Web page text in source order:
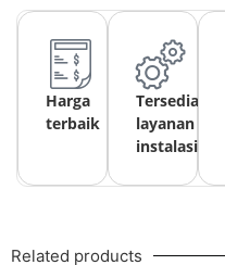
Harga
terbaik
Tersedia
layanan
instalasi
Related products